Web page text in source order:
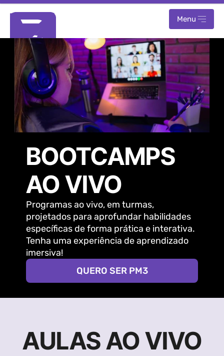
Menu
BOOTCAMPS
AO VIVO
Programas ao vivo, em turmas,
projetados para aprofundar habilidades
específicas de forma prática e interativa.
Tenha uma experiência de aprendizado
imersiva!
QUERO SER PM3
AULAS AO VIVO